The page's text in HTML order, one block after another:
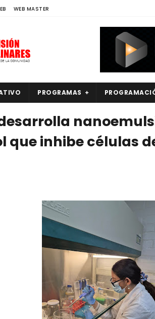
WEB MASTER
PROGRAMAS
que inhibe células